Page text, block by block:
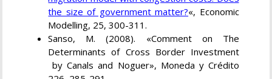
the size of government matter?«, Economic
Modelling, 25, 300-311.
Sanso, M. (2008). «Comment on The
Determinants of Cross Border Investment
by Canals and Noguer», Moneda y Crédito